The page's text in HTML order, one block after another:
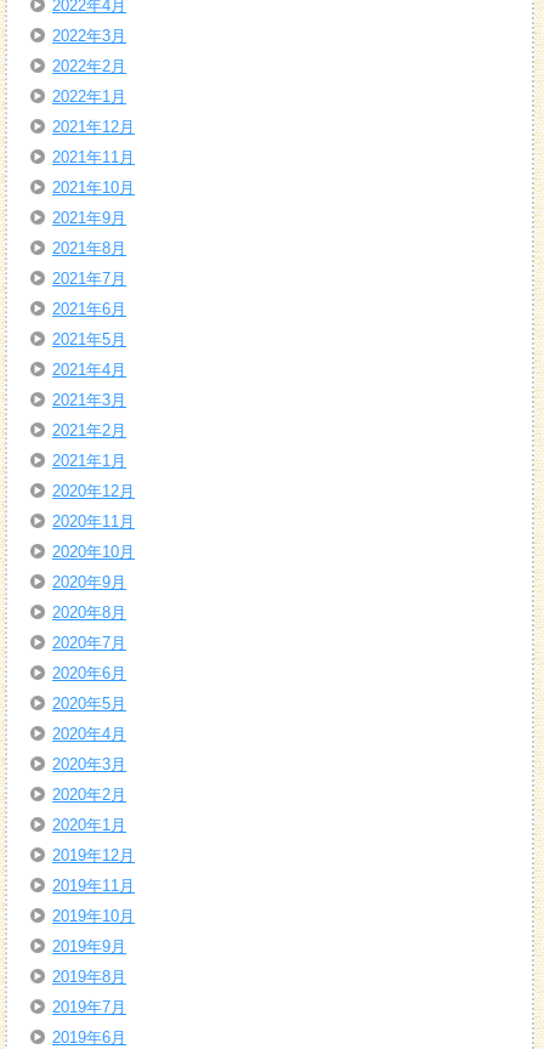
2022年4月
2022年3月
2022年2月
2022年1月
2021年12月
2021年11月
2021年10月
2021年9月
2021年8月
2021年7月
2021年6月
2021年5月
2021年4月
2021年3月
2021年2月
2021年1月
2020年12月
2020年11月
2020年10月
2020年9月
2020年8月
2020年7月
2020年6月
2020年5月
2020年4月
2020年3月
2020年2月
2020年1月
2019年12月
2019年11月
2019年10月
2019年9月
2019年8月
2019年7月
2019年6月